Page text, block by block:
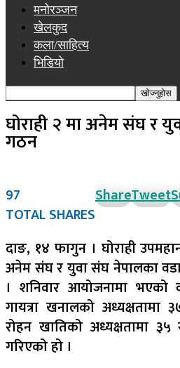
मनोरञ्जन
खेलकुद
कला/साहित्य
भिडियो
घोराही २ मा अनेम संघ र
गठन
97
TOTAL SHARES
ShareTweet
दाङ, १४ फागुन । घोराही
अनेम संघ र युवा संघ नेपालका
। शनिवार आयोजनामा भएको
गायत्रा खनालको
रोहन खातिको अध्यक्षतामा
गरिएको हो ।